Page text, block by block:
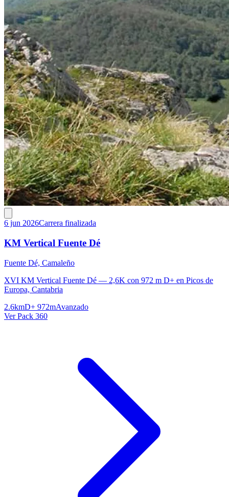
6 jun 2026Carrera finalizada
KM Vertical Fuente Dé
Fuente Dé, Camaleño
XVI KM Vertical Fuente Dé — 2,6K con 972 m D+ en Picos de
Europa, Cantabria
2.6kmD+ 972mAvanzado
Ver Pack 360